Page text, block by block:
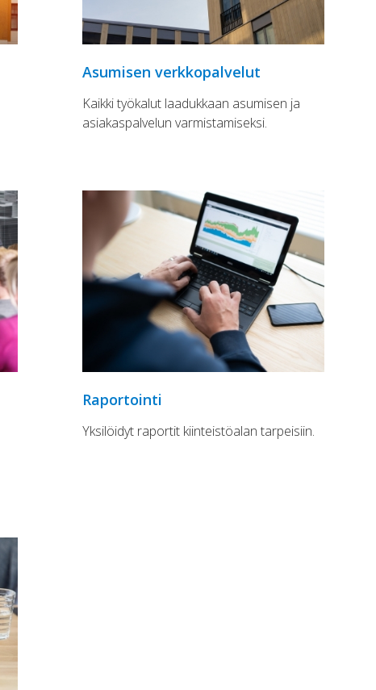
Asumisen verkkopalvelut
Kaikki työkalut laadukkaan asumisen ja
asiakaspalvelun varmistamiseksi.
Raportointi
Yksilöidyt raportit kiinteistöalan tarpeisiin.